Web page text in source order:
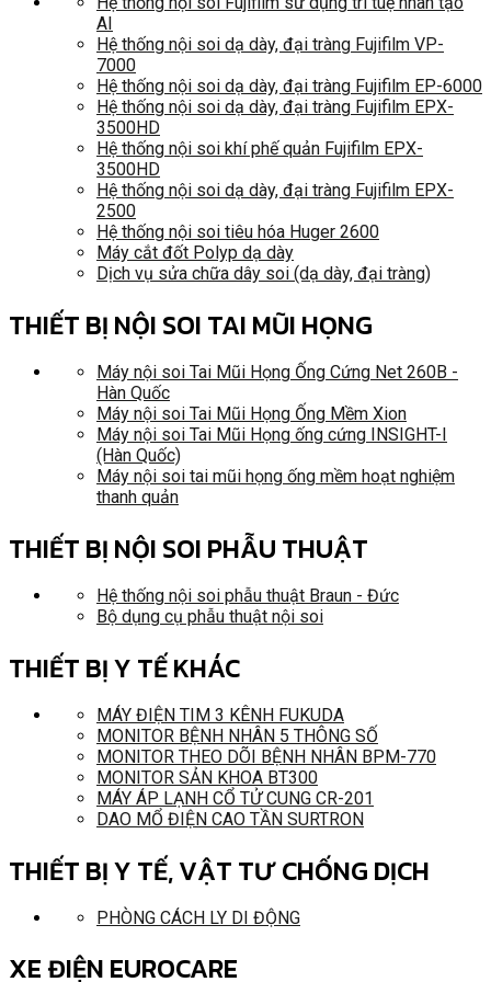
AI
Hệ thống nội soi dạ dày, đại tràng Fujifilm VP-
7000
Hệ thống nội soi dạ dày, đại tràng Fujifilm EP-6000
Hệ thống nội soi dạ dày, đại tràng Fujifilm EPX-
3500HD
Hệ thống nội soi khí phế quản Fujifilm EPX-
3500HD
Hệ thống nội soi dạ dày, đại tràng Fujifilm EPX-
2500
Hệ thống nội soi tiêu hóa Huger 2600
Máy cắt đốt Polyp dạ dày
Dịch vụ sửa chữa dây soi (dạ dày, đại tràng)
THIẾT BỊ NỘI SOI TAI MŨI HỌNG
Máy nội soi Tai Mũi Họng Ống Cứng Net 260B -
Hàn Quốc
Máy nội soi Tai Mũi Họng Ống Mềm Xion
Máy nội soi Tai Mũi Họng ống cứng INSIGHT-I
(Hàn Quốc)
Máy nội soi tai mũi họng ống mềm hoạt nghiệm
thanh quản
THIẾT BỊ NỘI SOI PHẪU THUẬT
Hệ thống nội soi phẫu thuật Braun - Đức
Bộ dụng cụ phẫu thuật nội soi
THIẾT BỊ Y TẾ KHÁC
MÁY ĐIỆN TIM 3 KÊNH FUKUDA
MONITOR BỆNH NHÂN 5 THÔNG SỐ
MONITOR THEO DÕI BỆNH NHÂN BPM-770
MONITOR SẢN KHOA BT300
MÁY ÁP LẠNH CỔ TỬ CUNG CR-201
DAO MỔ ĐIỆN CAO TẦN SURTRON
THIẾT BỊ Y TẾ, VẬT TƯ CHỐNG DỊCH
PHÒNG CÁCH LY DI ĐỘNG
XE ĐIỆN EUROCARE